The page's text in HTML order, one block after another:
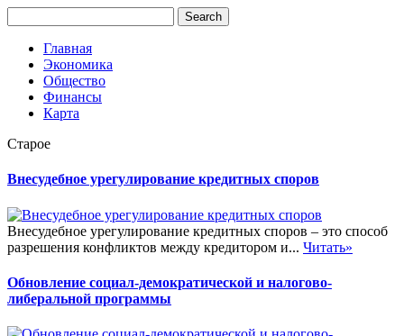
Главная
Экономика
Общество
Финансы
Карта
Старое
Внесудебное урегулирование кредитных споров
Внесудебное урегулирование кредитных споров – это способ
разрешения конфликтов между кредитором и... Читать»
Обновление социал-демократической и налогово-
либеральной программы